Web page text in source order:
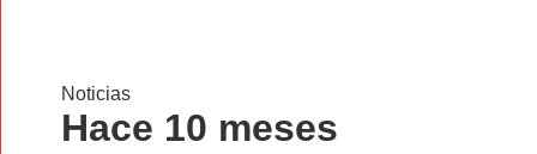
Noticias
Hace 10 meses